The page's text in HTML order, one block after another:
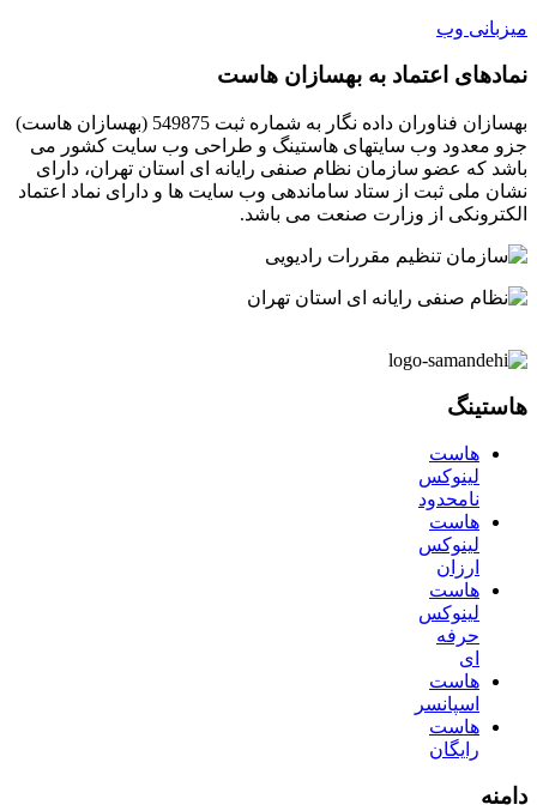
میزبانی وب
نمادهای اعتماد به بهسازان هاست
بهسازان فناوران داده نگار به شماره ثبت 549875 (بهسازان هاست)
جزو معدود وب سایتهای هاستینگ و طراحی وب سایت کشور می
باشد که عضو سازمان نظام صنفی رایانه ای استان تهران، دارای
نشان ملی ثبت از ستاد ساماندهی وب سایت ها و دارای نماد اعتماد
الکترونکی از وزارت صنعت می باشد.
هاستینگ
هاست
لینوکس
نامحدود
هاست
لینوکس
ارزان
هاست
لینوکس
حرفه
ای
هاست
اسپانسر
هاست
رایگان
دامنه